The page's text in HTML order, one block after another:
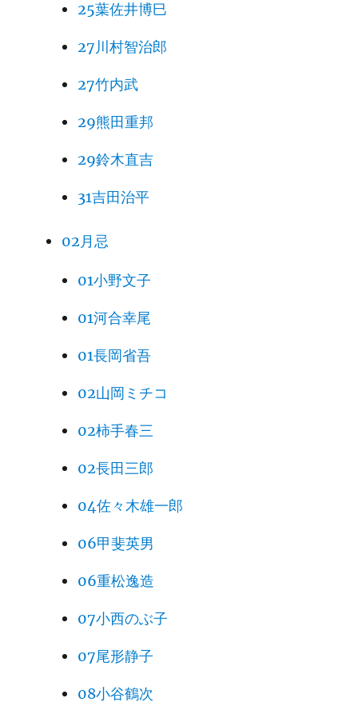
25葉佐井博巳
27川村智治郎
27竹内武
29熊田重邦
29鈴木直吉
31吉田治平
02月忌
01小野文子
01河合幸尾
01長岡省吾
02山岡ミチコ
02柿手春三
02長田三郎
04佐々木雄一郎
06甲斐英男
06重松逸造
07小西のぶ子
07尾形静子
08小谷鶴次